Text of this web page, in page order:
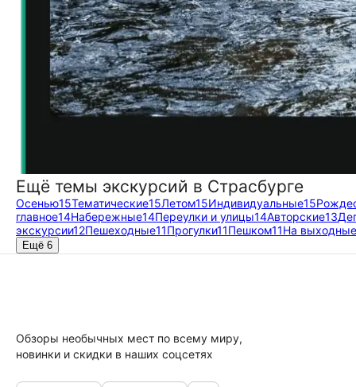
Ещё темы экскурсий в Страсбурге
Осенью15Тематические15Летом15Индивидуальные15
главное14Набережные14Переулки и улицы14Авторские13
экскурсии12Пешеходные11Прогулки11Пешком11На выходные
Ещё 6
Обзоры необычных мест по всему миру,
новинки и скидки в наших соцсетях